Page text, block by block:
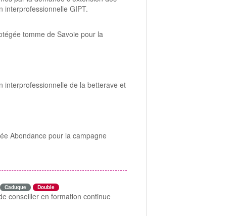
interprofessionnelle GIPT.
tomme de Savoie pour la
interprofessionnelle de la betterave et
Abondance pour la campagne
Caduque Double
conseiller en formation continue